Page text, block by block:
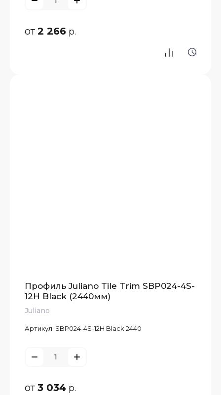
от2 266 р.
Профиль Juliano Tile Trim SBP024-4S-
12H Black (2440мм)
Juliano
Артикул: SBP024-4S-12H Black 2440
от3 034 р.